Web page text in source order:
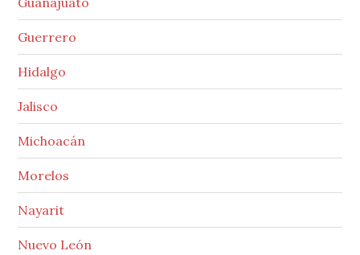
Guerrero
Hidalgo
Jalisco
Michoacán
Morelos
Nayarit
Nuevo León